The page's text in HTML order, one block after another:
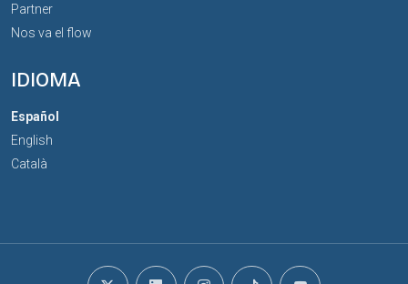
Partner
Nos va el flow
IDIOMA
Español
English
Català